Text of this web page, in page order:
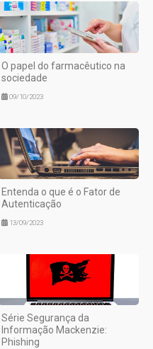
O papel do farmacêutico na
sociedade
09/10/2023
Entenda o que é o Fator de
Autenticação
13/09/2023
Série Segurança da
Informação Mackenzie:
Phishing